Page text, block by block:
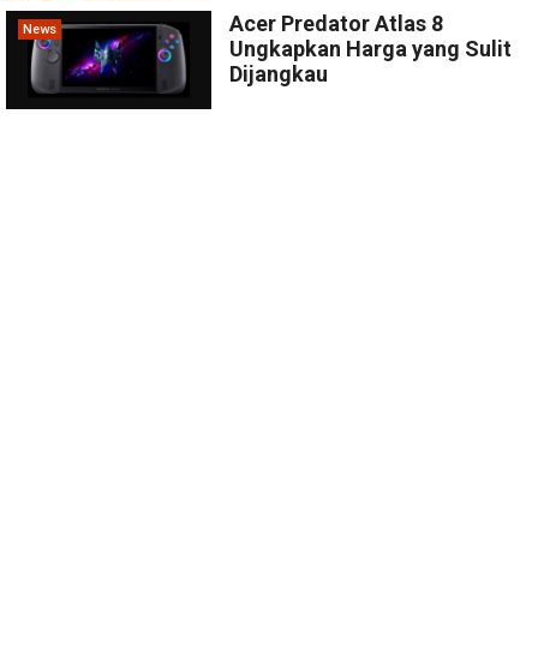
News
Acer Predator Atlas 8
Ungkapkan Harga yang Sulit
Dijangkau